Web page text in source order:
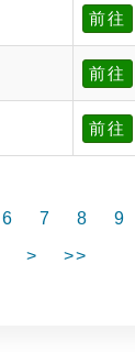
前往
前往
前往
6 7 8 9
> >>